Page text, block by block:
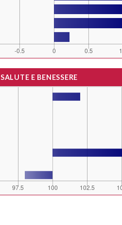
SALUTE E BENESSERE